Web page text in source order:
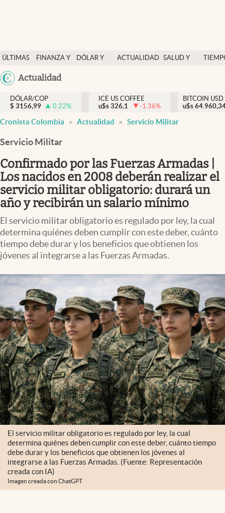
ÚLTIMAS
NOTICIAS
FINANZA Y
DÓLAR Y
ACTUALIDAD SALUD Y
México
Actualidad
Salud y nutrición
Vida espiritual
Actualidad
Colombia
DÓLAR/COP
$ 3156,99 0.22%
ICE US COFFEE
u$s 326,1 -1.36%
BITCOIN USD
u$s
Cronista Colombia Actualidad Servicio Militar
Servicio Militar
Confirmado por las Fuerzas Armadas |
Los nacidos en 2008 deberán realizar el
servicio militar obligatorio: durará un
año y recibirán un salario mínimo
El servicio militar obligatorio es regulado por ley, la cual
determina quiénes deben cumplir con este deber, cuánto
tiempo debe durar y los beneficios que obtienen los
jóvenes al integrarse a las Fuerzas Armadas.
El servicio militar obligatorio es regulado por ley, la cual
determina quiénes deben cumplir con este deber, cuánto tiempo
debe durar y los beneficios que obtienen los jóvenes al
integrarse a las Fuerzas Armadas. (Fuente: Representación
creada con IA)
Imagen creada con ChatGPT